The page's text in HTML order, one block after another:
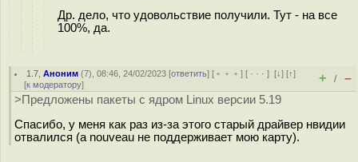
Др. дело, что удовольствие получили. Тут - на все
100%, да.
1.7 ,Аноним (7), 08:46, 24/02/2023 [ответить] [ ﹢﹢﹢] [ · · ·][↓] [↑]
[к модератору] + / –
>Предложены пакеты с ядром Linux версии 5.19
Спасибо, у меня как раз из-за этого старый драйвер нвидии
отвалился (а nouveau не поддерживает мою карту).